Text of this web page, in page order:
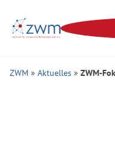
ZWM » Aktuelles » ZWM-